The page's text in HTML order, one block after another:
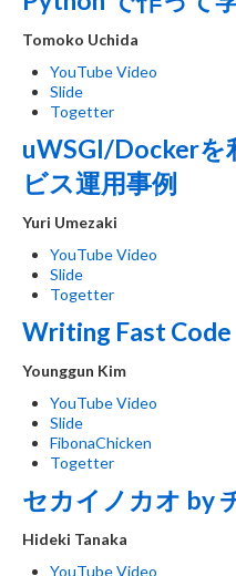
Tomoko Uchida
YouTube Video
Slide
Togetter
uWSGI/Dockerを
ビス運用事例
Yuri Umezaki
YouTube Video
Slide
Togetter
Writing Fast Code
Younggun Kim
YouTube Video
Slide
FibonaChicken
Togetter
セカイノカオ by
Hideki Tanaka
YouTube Video